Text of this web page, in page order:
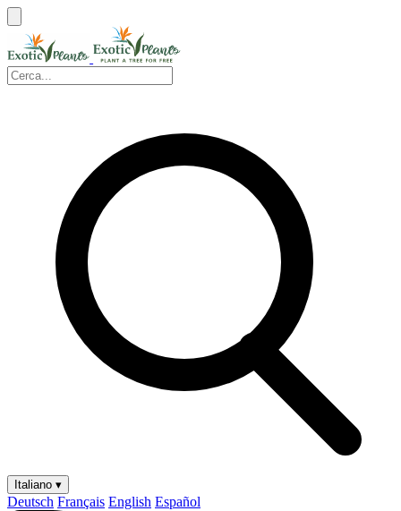
Italiano ▾
Deutsch Français English Español